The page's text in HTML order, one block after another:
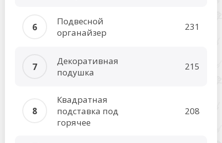
Подвесной
органайзер
231
Декоративная
подушка
215
Квадратная
подставка под
горячее
208